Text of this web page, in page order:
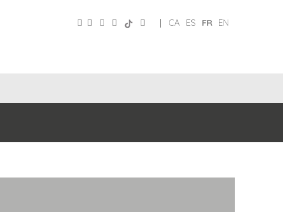
CA ES FR EN
|
TURISME